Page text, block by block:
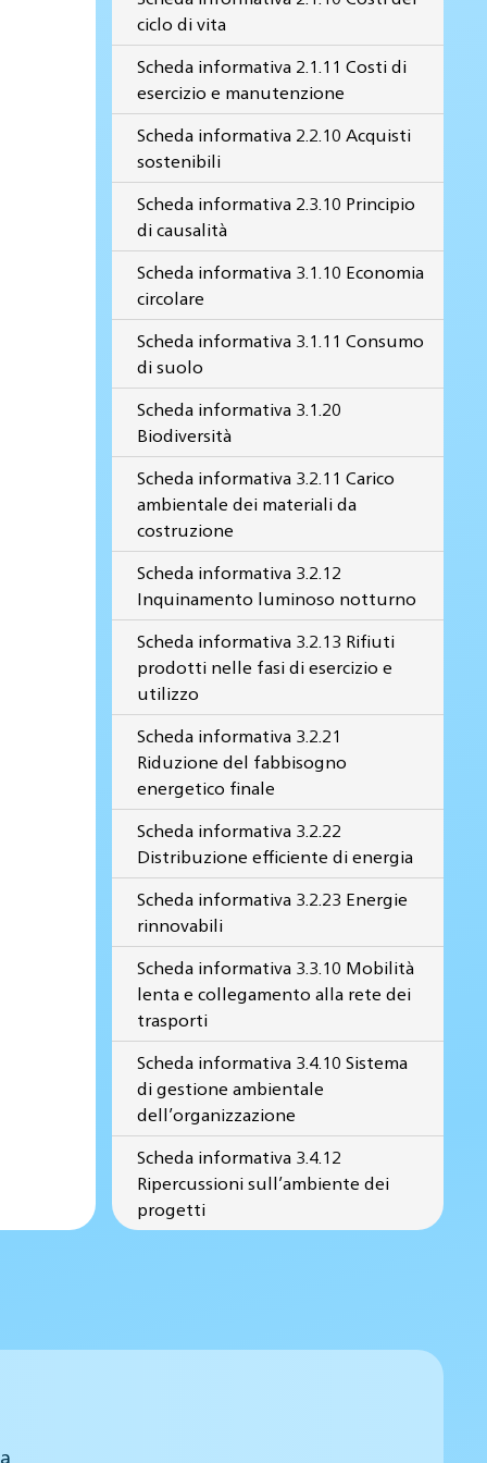
ciclo di vita
Scheda informativa 2.1.11 Costi di
esercizio e manutenzione
Scheda informativa 2.2.10 Acquisti
sostenibili
Scheda informativa 2.3.10 Principio
di causalità
Scheda informativa 3.1.10 Economia
circolare
Scheda informativa 3.1.11 Consumo
di suolo
Scheda informativa 3.1.20
Biodiversità
Scheda informativa 3.2.11 Carico
ambientale dei materiali da
costruzione
Scheda informativa 3.2.12
Inquinamento luminoso notturno
Scheda informativa 3.2.13 Rifiuti
prodotti nelle fasi di esercizio e
utilizzo
Scheda informativa 3.2.21
Riduzione del fabbisogno
energetico finale
Scheda informativa 3.2.22
Distribuzione efficiente di energia
Scheda informativa 3.2.23 Energie
rinnovabili
Scheda informativa 3.3.10 Mobilità
lenta e collegamento alla rete dei
trasporti
Scheda informativa 3.4.10 Sistema
di gestione ambientale
dell’organizzazione
Scheda informativa 3.4.12
Ripercussioni sull’ambiente dei
progetti